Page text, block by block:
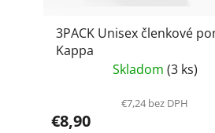
3PACK Unisex členkové
Kappa
Skladom (3 ks)
€7,24 bez DPH
€8,90